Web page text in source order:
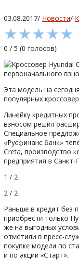
03.08.2017/ Новости/
★★★★★
0 / 5 (0 голосов)
Эта модель на
популярных
Линейку кредитных
взносом решил
Специальное
«Русфинанс банк»
Creta, производство
предприятия в Санкт-
1 / 2
2 / 2
Раньше в кредит без
приобрести только
же на выгодных
отметили в пресс-
покупке модели по
и по акции «Старт».